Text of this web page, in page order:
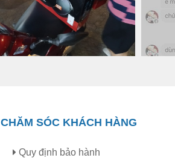
CHĂM SÓC KHÁCH HÀNG
Quy định bảo hành